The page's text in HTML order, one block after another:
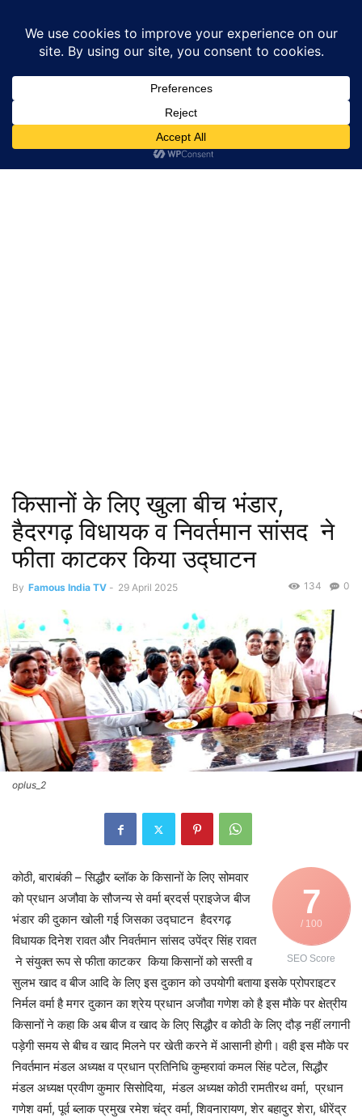
ने...
किसानों के लिए खुला बीच भंडार,
हैदरगढ़ विधायक व निवर्तमान सांसद ने
फीता काटकर किया उद्घाटन
By Famous India TV - 29 April 2025 0
134
oplus_2
7
/ 100
SEO Score
कोठी, बाराबंकी – सिद्धौर ब्लॉक के किसानों के लिए सोमवार
को प्रधान अजौवा के सौजन्य से वर्मा ब्रदर्स प्राइजेज बीज
भंडार की दुकान खोली गई जिसका उद्घाटन हैदरगढ़
विधायक दिनेश रावत और निवर्तमान सांसद उपेंद्र सिंह रावत
ने संयुक्त रूप से फीता काटकर किया किसानों को सस्ती व
सुलभ खाद व बीज आदि के लिए इस दुकान को उपयोगी बताया इसके प्रोपराइटर
निर्मल वर्मा है मगर दुकान का श्रेय प्रधान अजौवा गणेश को है इस मौके पर क्षेत्रीय
किसानों ने कहा कि अब बीज व खाद के लिए सिद्धौर व कोठी के लिए दौड़ नहीं लगानी
पड़ेगी समय से बीच व खाद मिलने पर खेती करने में आसानी होगी। वही इस मौके पर
निवर्तमान मंडल अध्यक्ष व प्रधान प्रतिनिधि कुम्हरावां कमल सिंह पटेल, सिद्धौर
मंडल अध्यक्ष प्रवीण कुमार सिसोदिया, मंडल अध्यक्ष कोठी रामतीरथ वर्मा, प्रधान
गणेश वर्मा, पूर्व ब्लाक प्रमुख रमेश चंद्र वर्मा, शिवनारायण, शेर बहादुर शेरा, धीरेंद्र